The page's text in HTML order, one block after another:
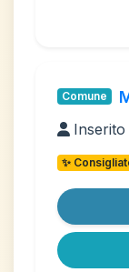
Comune
Inserito
✨